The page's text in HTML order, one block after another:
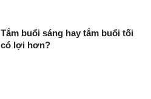
Tắm buổi sáng hay tắm buổi tối
có lợi hơn?